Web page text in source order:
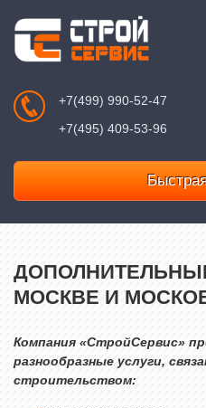
+7(499) 990-52-47
+7(495) 409-53-96
МОСКВЕ И
Компания «СтройСервис»
разнообразные услуги,
строительством: